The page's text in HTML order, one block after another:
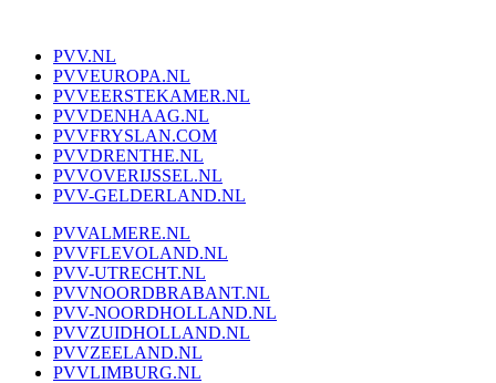
PVV.NL
PVVEUROPA.NL
PVVEERSTEKAMER.NL
PVVDENHAAG.NL
PVVFRYSLAN.COM
PVVDRENTHE.NL
PVVOVERIJSSEL.NL
PVV-GELDERLAND.NL
PVVALMERE.NL
PVVFLEVOLAND.NL
PVV-UTRECHT.NL
PVVNOORDBRABANT.NL
PVV-NOORDHOLLAND.NL
PVVZUIDHOLLAND.NL
PVVZEELAND.NL
PVVLIMBURG.NL